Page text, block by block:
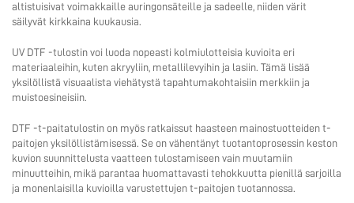
altistuisivat voimakkaille auringonsäteille ja sadeelle, niiden värit
säilyvät kirkkaina kuukausia.
UV DTF -tulostin voi luoda nopeasti kolmiulotteisia kuvioita eri
materiaaleihin, kuten akryyliin, metallilevyihin ja lasiin. Tämä lisää
yksilöllistä visuaalista viehätystä tapahtumakohtaisiin merkkiin ja
muistoesineisiin.
DTF -t-paitatulostin on myös ratkaissut haasteen mainostuotteiden t-
paitojen yksilöllistämisessä. Se on vähentänyt tuotantoprosessin keston
kuvion suunnittelusta vaatteen tulostamiseen vain muutamiin
minuutteihin, mikä parantaa huomattavasti tehokkuutta pienillä sarjoilla
ja monenlaisilla kuvioilla varustettujen t-paitojen tuotannossa.